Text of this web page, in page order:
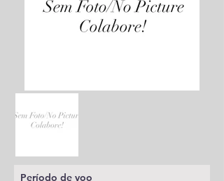
Período de voo